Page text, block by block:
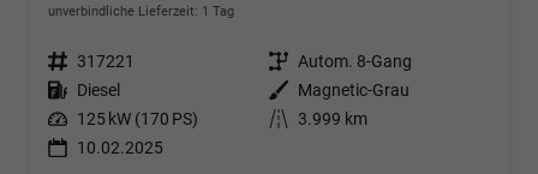
unverbindliche Lieferzeit: 1 Tag
Fahrzeugnr. 317221 Getriebe Autom. 8-Gang
Kraftstoff Diesel Außenfarbe
Magnetic-Grau
Leistung 125 kW (170 PS) Kilometerstand
3.999 km
10.02.2025